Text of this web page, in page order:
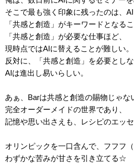
そこで最も強く印象に残ったのは、
「共感と創造」がキーワードとなるこ
「共感と創造」が必要な仕事ほど、
現時点ではAIに替えることが難しい。
反対に、「共感と創造」を必要としな
AIは進出し易いらしい。
あぁ、Barは共感と創造の賜物じゃな
完全オーダーメイドの世界であり、
記憶や思い出さえも、レシピのエッ
オリンピックを一口含んで、フフフ（
わずかな苦みが甘さを引き立てる☆